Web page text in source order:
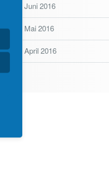
Juni 2016
Mai 2016
April 2016